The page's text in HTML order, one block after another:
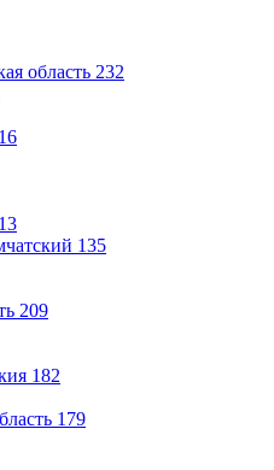
область 232
135
209
182
179